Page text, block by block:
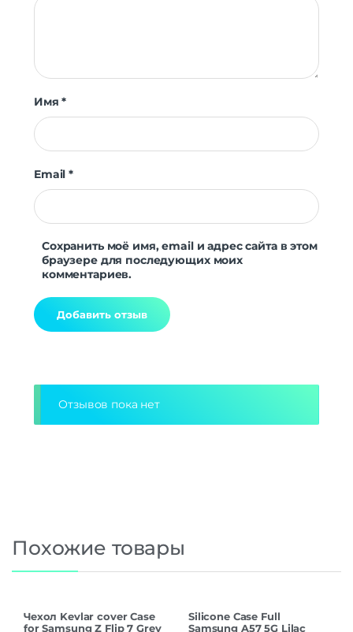
Имя*
Email*
Сохранить моё имя, email и адрес сайта в этом
браузере для последующих моих
комментариев.
Отзывов пока нет
Похожие товары
Чехол Kevlar cover Case
for Samsung Z Flip 7 Grey
Silicone Case Full
Samsung A57 5G Lilac